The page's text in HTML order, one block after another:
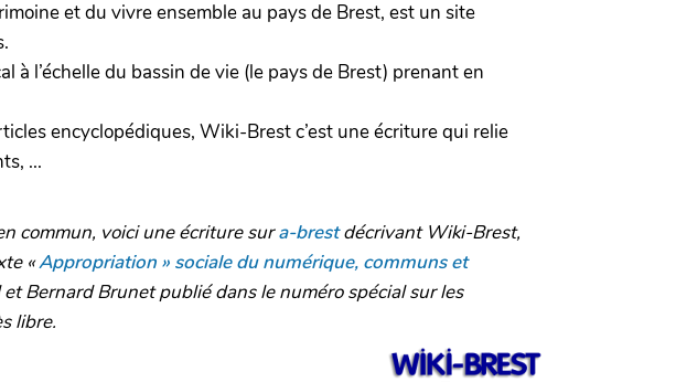
et du vivre ensemble au pays de Brest, est un site
l’échelle du bassin de vie (le pays de Brest) prenant en
encyclopédiques, Wiki-Brest c’est une écriture qui relie
...
commun, voici une écriture sura-brestdécrivant Wiki-Brest,
«Appropriation » sociale du numérique, communs et
Bernard Brunet publié dans le numéro spécial sur les
libre.